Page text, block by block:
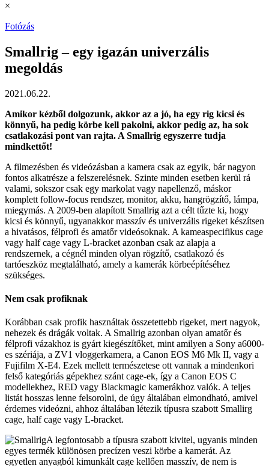
×
Fotózás
Smallrig – egy igazán univerzális
megoldás
2021.06.22.
Amikor kézből dolgozunk, akkor az a jó, ha egy rig kicsi és
könnyű, ha pedig körbe kell pakolni, akkor pedig az, ha sok
csatlakozási pont van rajta. A Smallrig egyszerre tudja
mindkettőt!
A filmezésben és videózásban a kamera csak az egyik, bár nagyon
fontos alkatrésze a felszerelésnek. Szinte minden esetben kerül rá
valami, sokszor csak egy markolat vagy napellenző, máskor
komplett follow-focus rendszer, monitor, akku, hangrögzítő, lámpa,
miegymás. A 2009-ben alapított Smallrig azt a célt tűzte ki, hogy
kicsi és könnyű, ugyanakkor masszív és univerzális rigeket készítsen
a hivatásos, félprofi és amatőr videósoknak. A kameaspecifikus cage
vagy half cage vagy L-bracket azonban csak az alapja a
rendszernek, a cégnél minden olyan rögzítő, csatlakozó és
tartóeszköz megtalálható, amely a kamerák körbeépítéséhez
szükséges.
Nem csak profiknak
Korábban csak profik használtak összetettebb rigeket, mert nagyok,
nehezek és drágák voltak. A Smallrig azonban olyan amatőr és
félprofi vázakhoz is gyárt kiegészítőket, mint amilyen a Sony a6000-
es szériája, a ZV1 vloggerkamera, a Canon EOS M6 Mk II, vagy a
Fujifilm X-E4. Ezek mellett természetese ott vannak a mindenkori
felső kategóriás gépekhez szánt cage-ek, így a Canon EOS C
modellekhez, RED vagy Blackmagic kamerákhoz valók. A teljes
listát hosszas lenne felsorolni, de úgy általában elmondható, amivel
érdemes videózni, ahhoz általában létezik típusra szabott Smallirg
cage, half cage vagy L-bracket.
A legfontosabb a típusra szabott kivitel, ugyanis minden
egyes termék különösen precízen veszi körbe a kamerát. Az
egyetlen anyagból kimunkált cage kellően masszív, de nem is